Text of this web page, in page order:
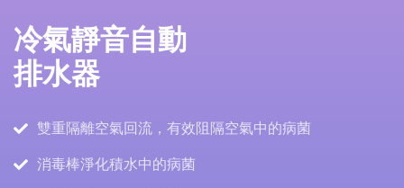
冷氣靜音自動
排水器
雙重隔離空氣回流，有效阻隔空氣中的病菌
消毒棒淨化積水中的病菌